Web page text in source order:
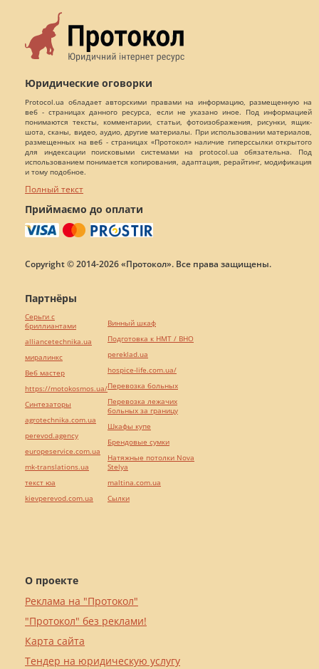
Юридические оговорки
Protocol.ua обладает авторскими правами на информацию, размещенную на
веб - страницах данного ресурса, если не указано иное. Под информацией
понимаются тексты, комментарии, статьи, фотоизображения, рисунки, ящик-
шота, сканы, видео, аудио, другие материалы. При использовании материалов,
размещенных на веб - страницах «Протокол» наличие гиперссылки открытого
для индексации поисковыми системами на protocol.ua обязательна. Под
использованием понимается копирования, адаптация, рерайтинг, модификация
и тому подобное.
Полный текст
Приймаємо до оплати
Copyright © 2014-2026 «Протокол». Все права защищены.
О проекте
Реклама на "Протокол"
"Протокол" без реклами!
Карта сайта
Тендер на юридическую услугу
Партнёры
Серьги с
бриллиантами
alliancetechnika.ua
миралинкс
Веб мастер
https://motokosmos.ua/
Синтезаторы
agrotechnika.com.ua
perevod.agency
europeservice.com.ua
mk-translations.ua
текст юа
kievperevod.com.ua
Винный шкаф
Подготовка к НМТ / ВНО
pereklad.ua
hospice-life.com.ua/
Перевозка больных
Перевозка лежачих
больных за границу
Шкафы купе
Брендовые сумки
Натяжные потолки Nova
Stelya
maltina.com.ua
Cылки